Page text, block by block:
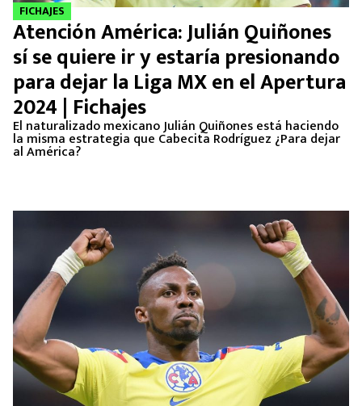
FICHAJES
Atención América: Julián Quiñones
sí se quiere ir y estaría presionando
para dejar la Liga MX en el Apertura
2024 | Fichajes
El naturalizado mexicano Julián Quiñones está haciendo
la misma estrategia que Cabecita Rodríguez ¿Para dejar
al América?